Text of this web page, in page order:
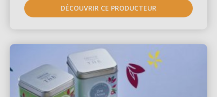
DÉCOUVRIR CE PRODUCTEUR